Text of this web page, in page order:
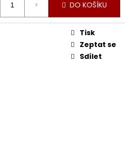
DO KOŠÍKU
Tisk
Zeptat se
Sdílet